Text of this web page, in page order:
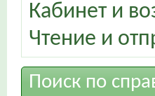
Кабинет и
Чтение и
Поиск по